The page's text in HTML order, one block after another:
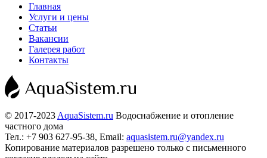
Главная
Услуги и цены
Статьи
Вакансии
Галерея работ
Контакты
© 2017-2023 AquaSistem.ru Водоснабжение и отопление
частного дома
Тел.: +7 903 627-95-38, Email: aquasistem.ru@yandex.ru
Копирование материалов разрешено только с письменного